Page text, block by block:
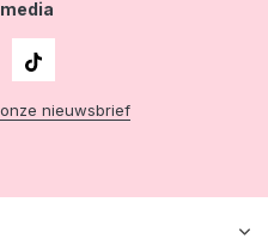
nieuwsbrief